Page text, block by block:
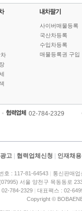
사이버매물등록
국산차등록
수입차등록
매물등록권 구입
02-784-2329
고 협력업체신청 인재채용
호 : 117-81-64543 | 통신판매
서울 양천구 목동동로
02-784-2329 | 대표팩스 : 02-
Copyright ©